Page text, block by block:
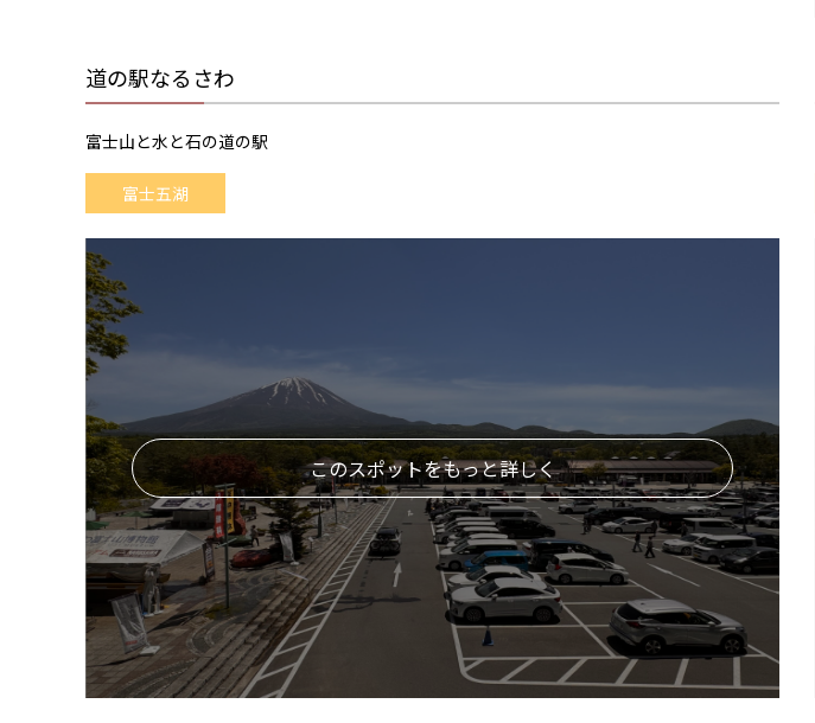
道の駅なるさわ
富士山と水と石の道の駅
富士五湖
このスポットをもっと詳しく